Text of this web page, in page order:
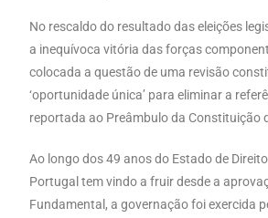
No rescaldo do resultado das eleições
a inequívoca vitória das forças
colocada a questão de uma revisão
‘oportunidade única’ para eliminar a
reportada ao Preâmbulo da Constituição
Ao longo dos 49 anos do Estado de
Portugal tem vindo a fruir desde a
Fundamental, a governação foi exercida